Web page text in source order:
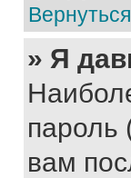
» Я
пароль
вам